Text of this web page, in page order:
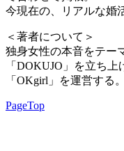
今現在の、リアルな婚
＜著者について＞
独身女性の本音をテー
「DOKUJO」を立ち
「OKgirl」を運営する。
PageTop